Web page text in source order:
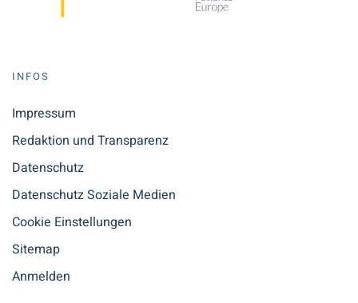
INFOS
Impressum
Redaktion und Transparenz
Datenschutz
Datenschutz Soziale Medien
Cookie Einstellungen
Sitemap
Anmelden